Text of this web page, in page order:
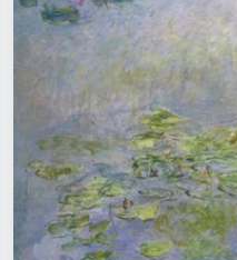
Cerca per artista, titolo o stile – es.
Monet, Notte stellata,
Impressionismo, onda di Hokusai,
nudo.